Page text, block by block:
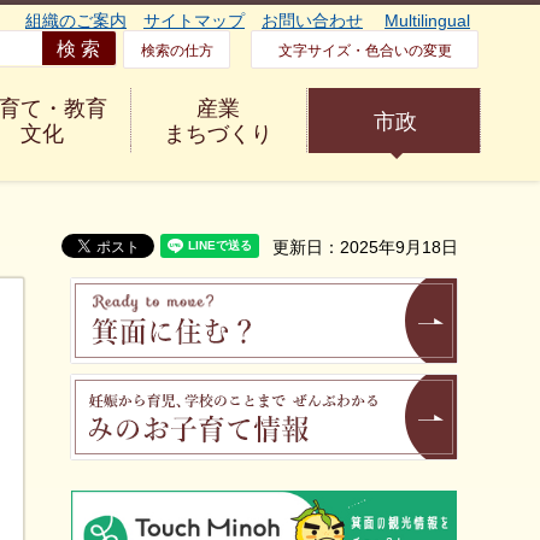
組織のご案内 サイトマップ お問い合わせ Multilingual
検索の仕方 文字サイズ・色合いの変更
て・教育
文化
産業
まちづくり
市政
更新日：2025年9月18日